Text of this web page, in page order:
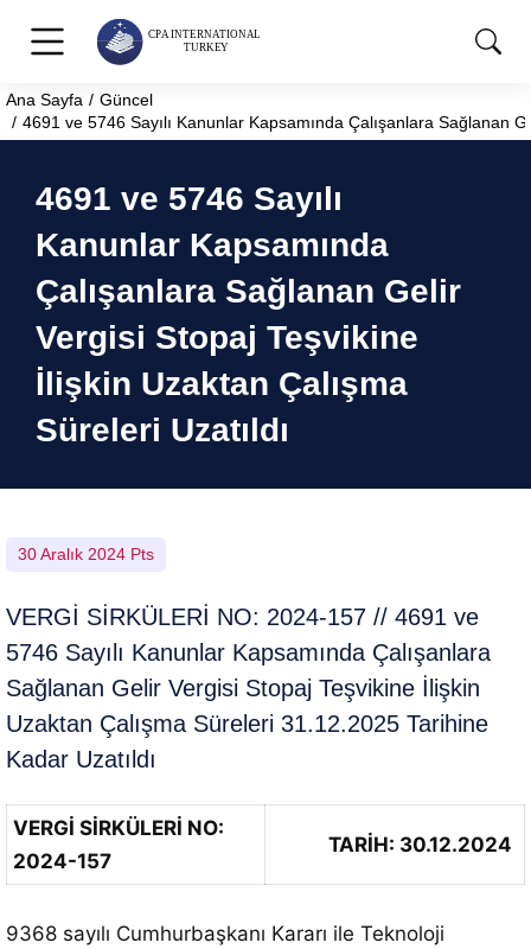
You are here:
Ana Sayfa
Güncel
4691 ve 5746 Sayılı Kanunlar Kapsamında Çalışanlara Sağlanan
4691 ve 5746 Sayılı
Kanunlar Kapsamında
Çalışanlara Sağlanan Gelir
Vergisi Stopaj Teşvikine
İlişkin Uzaktan Çalışma
Süreleri Uzatıldı
30 Aralık 2024 Pts
VERGİ SİRKÜLERİ NO: 2024-157 // 4691 ve
5746 Sayılı Kanunlar Kapsamında Çalışanlara
Sağlanan Gelir Vergisi Stopaj Teşvikine İlişkin
Uzaktan Çalışma Süreleri 31.12.2025 Tarihine
Kadar Uzatıldı
VERGİ SİRKÜLERİ NO:
2024-157
TARİH: 30.12.2024
9368 sayılı Cumhurbaşkanı Kararı ile Teknoloji